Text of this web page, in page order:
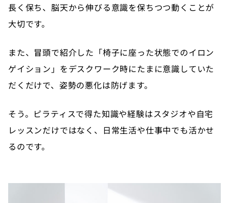
長く保ち、脳天から伸びる意識を保ちつつ動くことが
大切です。
また、冒頭で紹介した「椅子に座った状態でのイロン
ゲイション」をデスクワーク時にたまに意識していた
だくだけで、姿勢の悪化は防げます。
そう。ピラティスで得た知識や経験はスタジオや自宅
レッスンだけではなく、日常生活や仕事中でも活かせ
るのです。